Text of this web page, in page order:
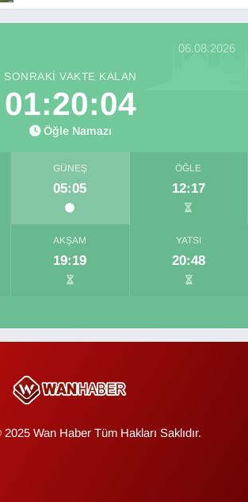
06.08.2026
SONRAKI VAKTE KALAN
01:20:03
Öğle Namazı
GÜNEŞ
05:05
ÖĞLE
12:17
AKŞAM
19:19
YATSI
20:48
Wan Haber Tüm Hakları Saklıdır.